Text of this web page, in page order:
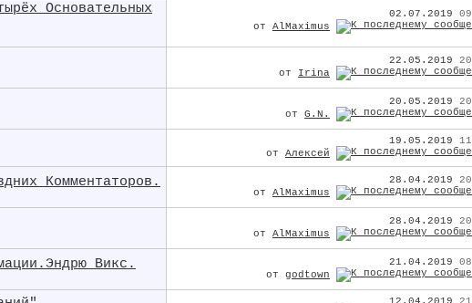
Основательных
02.07.2019
от AlMaximus
22.05.2019
от Irina
20.05.2019
от G.N.
19.05.2019
от Алексей
Комментаторов. 28.04.2019
от AlMaximus
28.04.2019
от AlMaximus
Викс. 21.04.2019
от godtown